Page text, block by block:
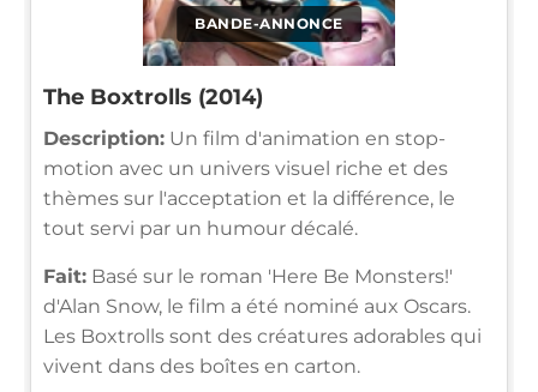
BANDE-ANNONCE
The Boxtrolls (2014)
Description: Un film d'animation en stop-
motion avec un univers visuel riche et des
thèmes sur l'acceptation et la différence, le
tout servi par un humour décalé.
Fait: Basé sur le roman 'Here Be Monsters!'
d'Alan Snow, le film a été nominé aux Oscars.
Les Boxtrolls sont des créatures adorables qui
vivent dans des boîtes en carton.